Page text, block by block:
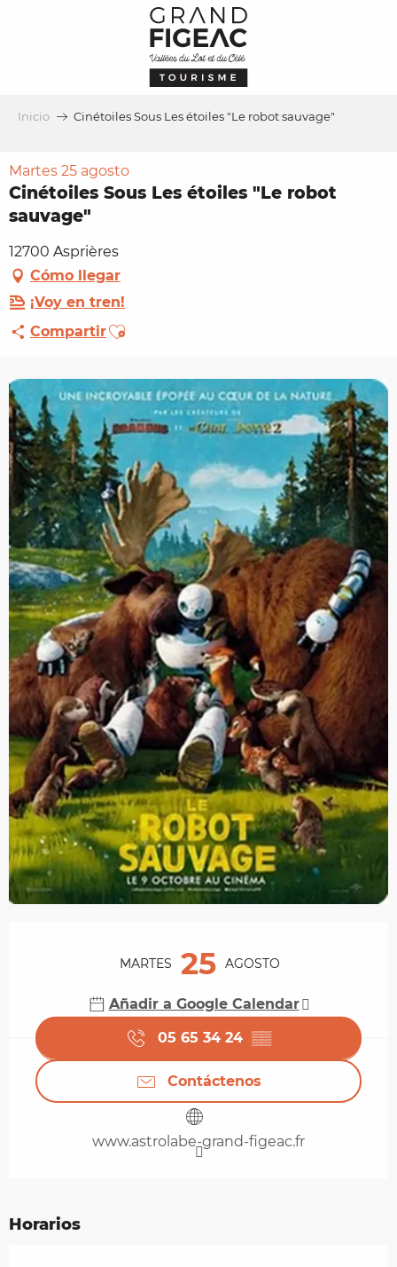
Inicio Cinétoiles Sous Les étoiles "Le robot sauvage"
Martes 25 agosto
Cinétoiles Sous Les étoiles "Le robot
sauvage"
12700 Asprières
Cómo llegar
¡Voy en tren!
CompartirAjouter aux favoris
MARTES 25 AGOSTO
Añadir a Google Calendar
05 65 34 24 ▒▒
Contáctenos
www.astrolabe-grand-figeac.fr
Horarios